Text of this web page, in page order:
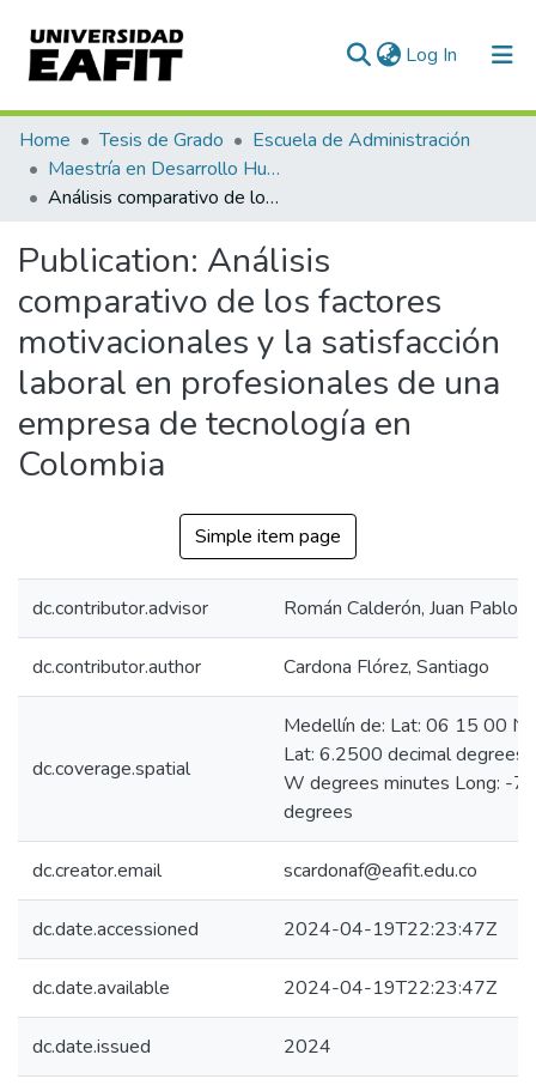
Log In (current)
Communities & Collections
All of DSpace
Home Tesis de Grado
Escuela de Administración
Maestría en Desarrollo Humano Organizacional (tesis)
Análisis comparativo de los factores motivacionales y la satisfacción laboral en profesionales de una empresa de tecnología en Colombia
Publication: Análisis
comparativo de los factores
motivacionales y la satisfacción
laboral en profesionales de una
empresa de tecnología en
Colombia
Simple item page
dc.contributor.advisor Román Calderón, Juan Pablo
dc.contributor.author Cardona Flórez, Santiago
dc.coverage.spatial
Medellín de: Lat: 06 15 00 N
Lat: 6.2500 decimal
W degrees minutes Long: -
degrees
dc.creator.email scardonaf@eafit.edu.co
dc.date.accessioned 2024-04-19T22:23:47Z
dc.date.available 2024-04-19T22:23:47Z
dc.date.issued 2024